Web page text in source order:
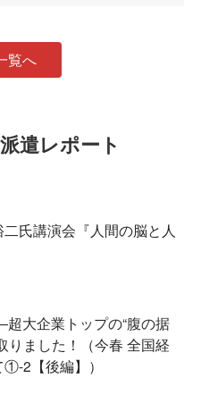
覧へ
遣レポート
氏講演会『人間の脳と人
大企業トップの“腹の据
りました！（今春 全国経
2【後編】）